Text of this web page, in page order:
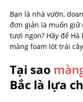
Bạn là nhà vườn,
đơn giản là muốn giữ
tươi ngon? Hãy để
màng foam lót trái
Tại sao
Bắc là lựa